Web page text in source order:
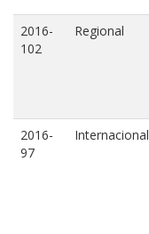
2016-
102
Regional
2016-
97
Internacional